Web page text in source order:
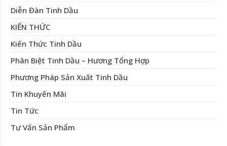
Diễn Đàn Tinh Dầu
KIẾN THỨC
Kiến Thức Tinh Dầu
Phân Biệt Tinh Dầu – Hương Tổng Hợp
Phương Pháp Sản Xuất Tinh Dầu
Tin Khuyến Mãi
Tin Tức
Tư Vấn Sản Phẩm